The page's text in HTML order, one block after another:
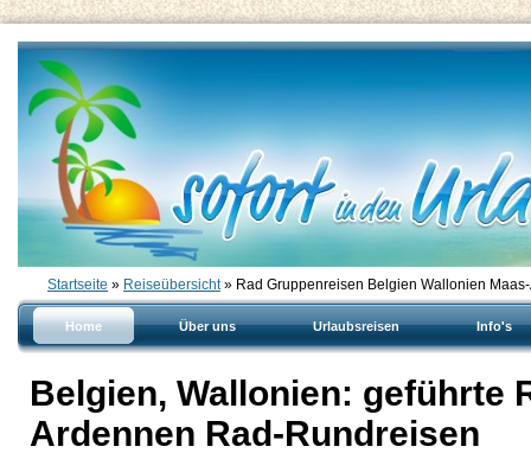
Startseite » Reiseübersicht» Rad Gruppenreisen Belgien Wallonien
Home Über uns Urlaubsreisen Info's
Belgien, Wallonien: geführte
Ardennen Rad-Rundreisen